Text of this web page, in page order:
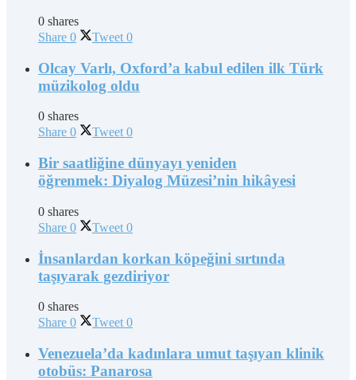
0 shares
Share 0 Tweet 0
Olcay Varlı, Oxford’a kabul edilen ilk Türk
müzikolog oldu
0 shares
Share 0 Tweet 0
Bir saatliğine dünyayı yeniden
öğrenmek: Diyalog Müzesi’nin hikâyesi
0 shares
Share 0 Tweet 0
İnsanlardan korkan köpeğini sırtında
taşıyarak gezdiriyor
0 shares
Share 0 Tweet 0
Venezuela’da kadınlara umut taşıyan klinik
otobüs: Panarosa